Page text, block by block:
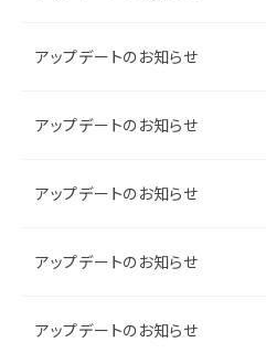
アップデートのお知らせ
アップデートのお知らせ
アップデートのお知らせ
アップデートのお知らせ
アップデートのお知らせ